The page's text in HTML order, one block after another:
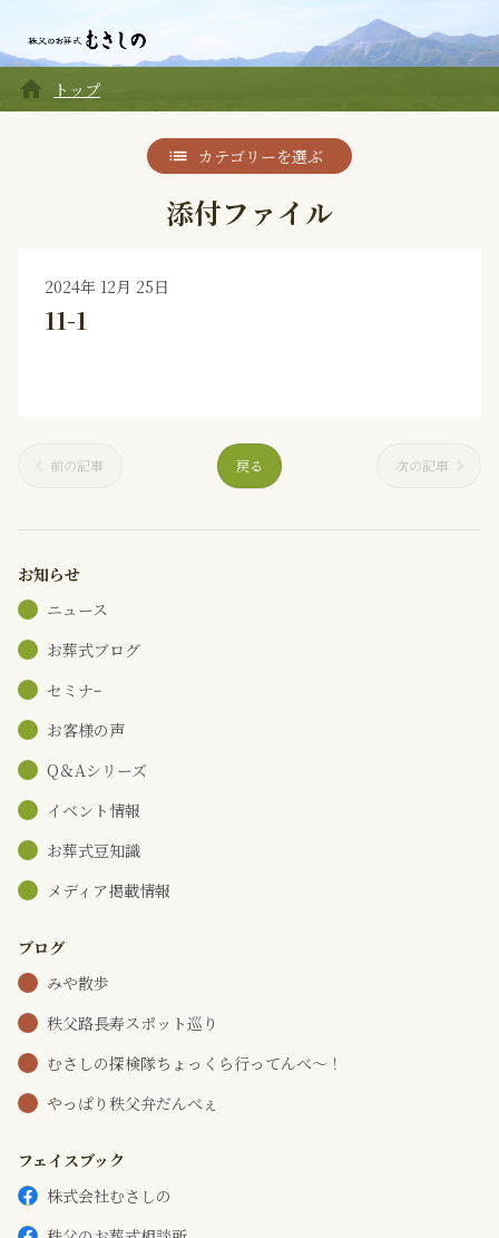
home トップ
カテゴリーを選ぶ
添付ファイル
2024年 12月 25日
11-1
前の記事 戻る 次の記事
お知らせ
ニュース
お葬式ブログ
セミナｰ
お客様の声
Q＆Aシリーズ
イベント情報
お葬式豆知識
メディア掲載情報
ブログ
みや散歩
秩父路長寿スポット巡り
むさしの探検隊ちょっくら行ってんべ～！
やっぱり秩父弁だんべぇ
フェイスブック
株式会社むさしの